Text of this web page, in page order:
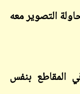
التصوير معه
المقاطع بنفس